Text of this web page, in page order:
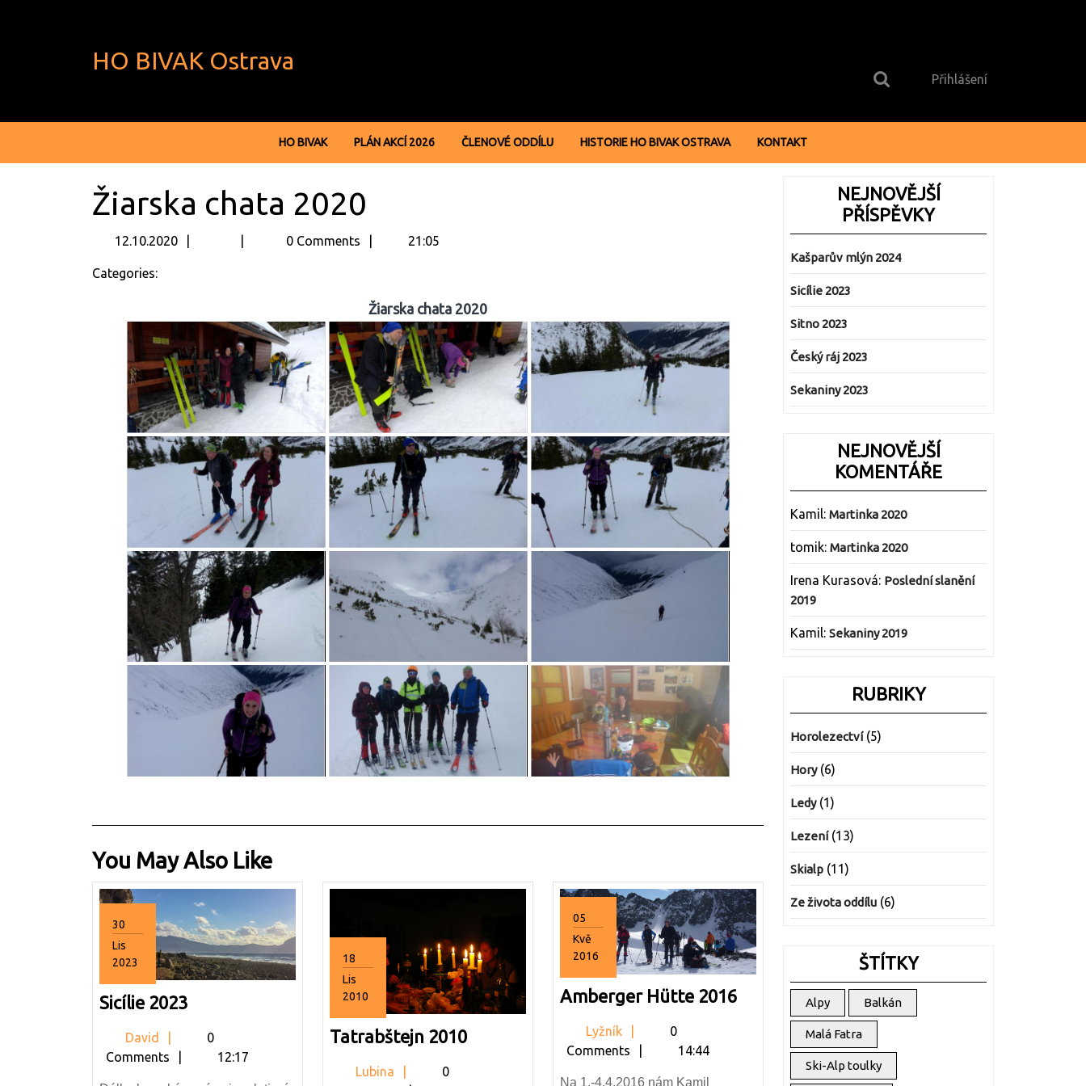
HO BIVAK Ostrava
Přihlášení
HO BIVAK PLÁN AKCÍ 2026 ČLENOVÉ ODDÍLU HISTORIE HO BIVAK OSTRAVA KONTAKT
Žiarska chata 2020
12.10.2020 12.10.2020 0 Comments 21:05
Categories:
Žiarska chata 2020
You May Also Like
30
Lis
2023
30.11.2023
Sicílie 2023Sicílie
David David
0
Comments
12:17
18
Lis
2010
18.11.2010
Tatrabštejn 2010Tatrabštejn
Lubina Lubina
0
05
Kvě
2016
Amberger Hütte 2016Amberger
Lyžník Lyžník
0
Comments
14:44
Na 1.-4.4.2016 nám Kamil
NEJNOVĚJŠÍ
PŘÍSPĚVKY
Kašparův mlýn 2024
Sicílie 2023
Sitno 2023
Český ráj 2023
Sekaniny 2023
NEJNOVĚJŠÍ
KOMENTÁŘE
Kamil: Martinka 2020
tomik: Martinka 2020
Irena Kurasová: Poslední slanění
2019
Kamil: Sekaniny 2019
RUBRIKY
Horolezectví(5)
Hory(6)
Ledy(1)
Lezení(13)
Skialp (11)
Ze života oddílu (6)
ŠTÍTKY
Alpy Balkán
Malá Fatra
Ski-Alp toulky